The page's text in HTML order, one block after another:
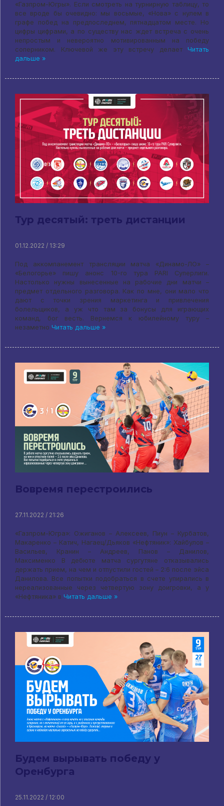
«Газпром-Югры». Если смотреть на турнирную таблицу, то
все вроде бы очевидно: мы восьмые, «Нова» с нулем в
графе побед на предпоследнем, пятнадцатом месте. Но
цифры цифрами, а по существу нас ждет встреча с очень
непростым и невероятно мотивированным на победу
соперником. Ключевой же эту встречу делаетЧитать
дальше »
Тур десятый: треть дистанции
01.12.2022 / 13:29
Под аккомпанемент трансляции матча «Динамо-ЛО» –
«Белогорье» пишу анонс 10-го тура PARI Суперлиги.
Настолько нужны вынесенные на рабочие дни матчи –
предмет отдельного разговора. Как по мне, они мало что
дают с точки зрения маркетинга и привлечения
болельщиков, а уж что там за бонусы для играющих
команд, бог весть. Вернемся к юбилейному туру –
незаметно Читать дальше »
Вовремя перестроились
27.11.2022 / 21:26
«Газпром-Югра»: Ожиганов – Алексеев, Пиун – Курбатов,
Макаренко – Катич, Нагаец/Дьяков «Нефтяник»: Хайбулов –
Васильев, Кранин – Андреев, Панов – Данилов,
Максименко В дебюте матча сургутяне отказывались
держать прием, на чем и отпустили гостей – 2:6 после эйса
Данилова. Все попытки подобраться в счете упирались в
нереализованные через четвертую зону доигровки, а у
«Нефтяника» в Читать дальше »
Будем вырывать победу у
Оренбурга
25.11.2022 / 12:00